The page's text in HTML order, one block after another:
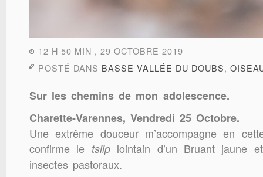
12 H 50 MIN , 29 OCTOBRE 2019
POSTÉ DANS BASSE VALLÉE DU DOUBS,
Sur les chemins de mon adolescence.
Charette-Varennes, Vendredi 25 Octobre.
Une extrême douceur m’accompagne en
confirme le tsiiplointain d’un Bruant jaune
insectes pastoraux.